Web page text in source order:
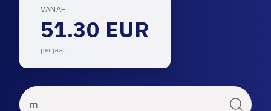
VANAF
51.30 EUR
per jaar